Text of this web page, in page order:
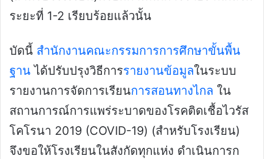
ระยะที่ 1-2 เรียบร้อยแล้วนั้น
บัดนี้ สำนักงานคณะกรรมการการศึกษาขั้นพื้น
ฐาน ได้ปรับปรุงวิธีการรายงานข้อมูลในระบบ
รายงานการจัดการเรียนการสอนทางไกล ใน
สถานการณ์การแพร่ระบาดของโรคติดเชื้อไวรัส
โคโรนา 2019 (COVID-19) (สำหรับโรงเรียน)
จึงขอให้โรงเรียนในสังกัดทุกแห่ง ดำเนินการก